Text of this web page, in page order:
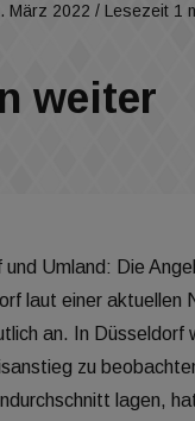
März 2022 / Lesezeit 1
weiter
Umland: Die
laut einer aktuellen
an. In Düsseldorf
zu
lagen,